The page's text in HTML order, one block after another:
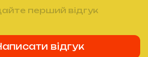
перший відгук
відгук